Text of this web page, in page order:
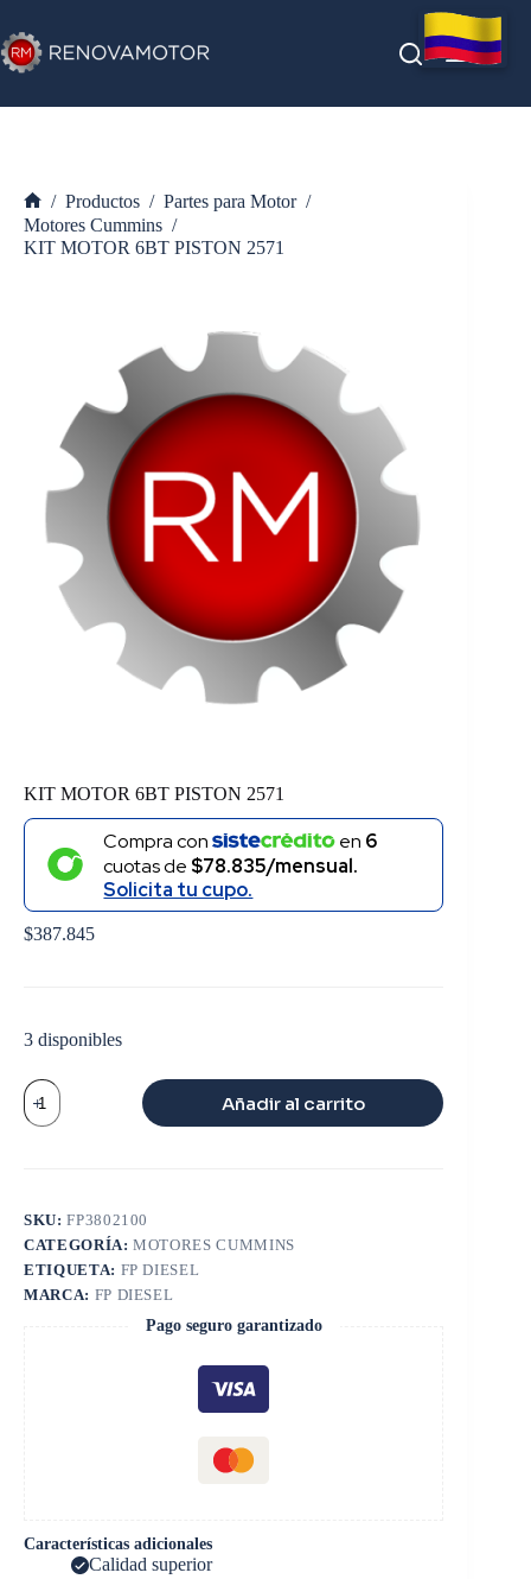
al
contenido
Inicio
/ Productos / Partes para Motor /
Motores Cummins /
KIT MOTOR 6BT PISTON 2571
KIT MOTOR 6BT PISTON 2571
Compra con en 6
cuotas de $78.835/mensual.
Solicita tu cupo.
$387.845
3 disponibles
KIT
MOTOR
6BT
Añadir al carrito
SKU:FP3802100
CATEGORÍA:MOTORES CUMMINS
ETIQUETA: FP DIESEL
MARCA: FP DIESEL
Pago seguro garantizado
Características adicionales
Calidad superior